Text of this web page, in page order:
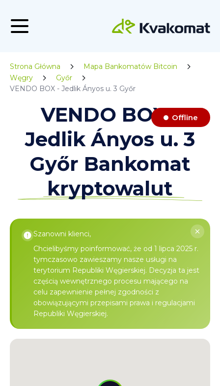
Strona Główna
Mapa Bankomatów Bitcoin
Węgry
Győr
VENDO BOX - Jedlik Ányos u. 3 Győr
VENDO BOX -
Jedlik Ányos u. 3
Győr Bankomat
kryptowalut
Offline
Szanowni klienci,
Chcielibyśmy poinformować, że od 1 lipca 2025 r.
tymczasowo zawieszamy nasze usługi na
terytorium Republiki Węgierskiej. Decyzja ta jest
częścią wewnętrznego procesu mającego na
celu zapewnienie pełnej zgodności z
obowiązującymi przepisami prawa i regulacjami
Republiki Węgierskiej.